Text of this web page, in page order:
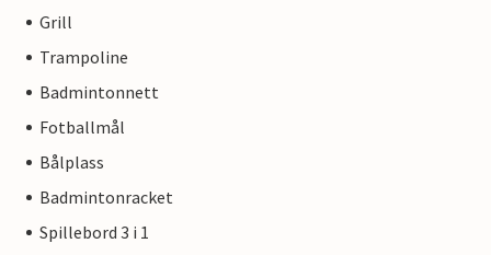
Grill
Trampoline
Badmintonnett
Fotballmål
Bålplass
Badmintonracket
Spillebord 3 i 1